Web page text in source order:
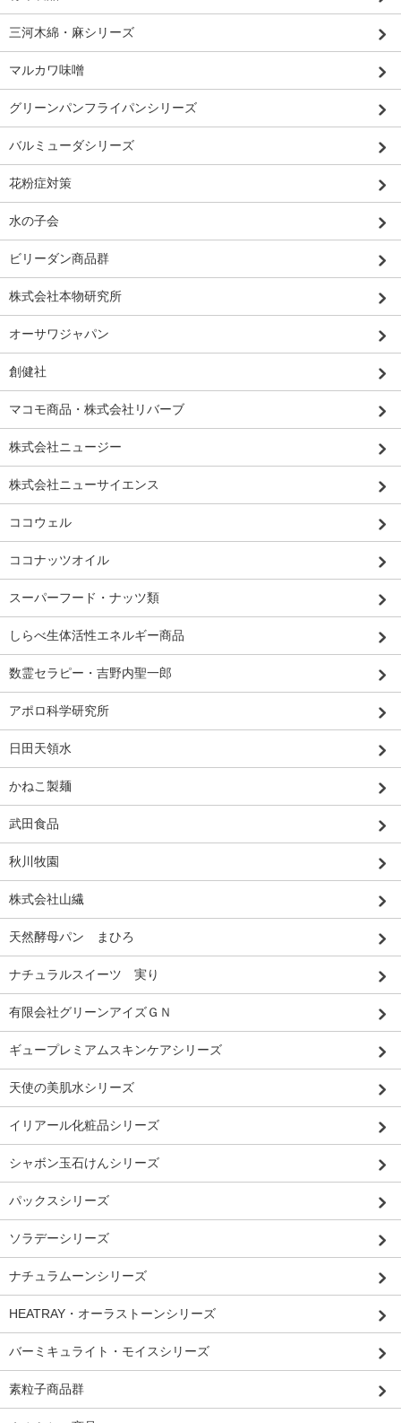
三河木綿・麻シリーズ
マルカワ味噌
グリーンパンフライパンシリーズ
バルミューダシリーズ
花粉症対策
水の子会
ビリーダン商品群
株式会社本物研究所
オーサワジャパン
創健社
マコモ商品・株式会社リバーブ
株式会社ニュージー
株式会社ニューサイエンス
ココウェル
ココナッツオイル
スーパーフード・ナッツ類
しらべ生体活性エネルギー商品
数霊セラピー・吉野内聖一郎
アポロ科学研究所
日田天領水
かねこ製麺
武田食品
秋川牧園
株式会社山繊
天然酵母パン まひろ
ナチュラルスイーツ 実り
有限会社グリーンアイズＧＮ
ギュープレミアムスキンケアシリーズ
天使の美肌水シリーズ
イリアール化粧品シリーズ
シャボン玉石けんシリーズ
パックスシリーズ
ソラデーシリーズ
ナチュラムーンシリーズ
HEATRAY・オーラストーンシリーズ
バーミキュライト・モイスシリーズ
素粒子商品群